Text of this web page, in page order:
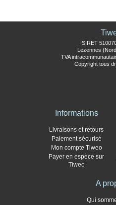
SIRET
Lezennes
TVA
Copyright tous
Informations
Livraisons et retours
Paiement sécurisé
Mon compte Tiweo
Payer en espèce sur
Tiweo
A
Qui